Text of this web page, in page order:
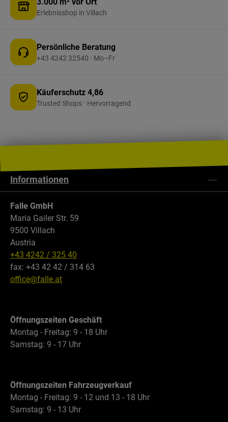
Schmutzabstreifer Cleaner ergänzt Fußabtreter
und Fußmatten, ersetzt diese jedoch nicht
kombinieren.
Erlebnisshop in Villach
Persönliche Beratung
+43 4242 32540 · Mo–Fr
Käuferschutz 4,86
Trusted Shops · Hervorragend
Falle GmbH
Maria Gailer Str. 59
9500 Villach
Austria
+43 4242 / 325 40
fax: +43 42 42 / 314 63
office@falle.at
Öffnungszeiten Geschäft
Montag - Freitag: 9 - 18 Uhr
Samstag: 9 - 17 Uhr
Öffnungszeiten Fahrzeugverkauf
Montag - Freitag: 9 - 12 und 13 - 18 Uhr
Samstag: 9 - 13 Uhr
Informationen